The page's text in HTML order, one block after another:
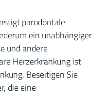
parodontale
ein unabhängiger
und andere
Herzerkrankung ist
Beseitigen Sie
die eine